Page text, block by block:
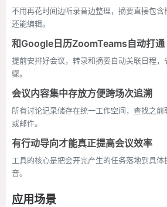
不用再花时间边听录音边整理，摘要直接包含
还能编辑。
和Google日历ZoomTeams自动打通
提前安排好会议，转录和摘要自动关联日程，
骤。
会议内容集中存放方便跨场次追溯
所有讨论记录储存在统一工作空间，查找之
或邮件。
有行动导向才能真正提高会议效率
工具的核心是把会开完产生的任务落地到具
音。
应用场景